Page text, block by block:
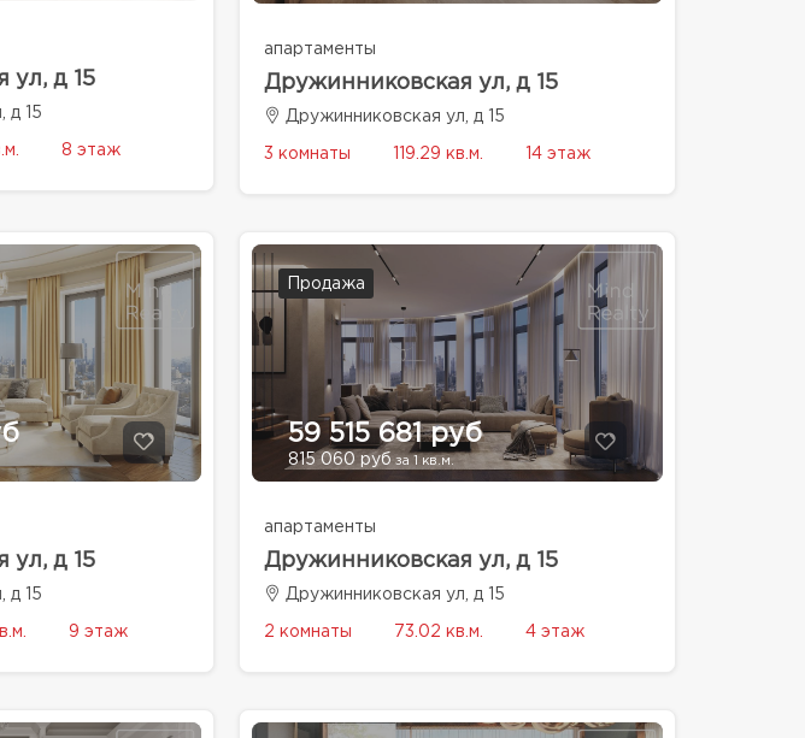
ул, д 15
д 15
8 этаж
апартаменты
Дружинниковская ул, д 15
Дружинниковская ул, д 15
3 комнаты 119.29 кв.м. 14 этаж
ул, д 15
д 15
9 этаж
Продажа
59 515 681 руб
815 060 руб за 1 кв.м.
апартаменты
Дружинниковская ул, д 15
Дружинниковская ул, д 15
2 комнаты 73.02 кв.м. 4 этаж